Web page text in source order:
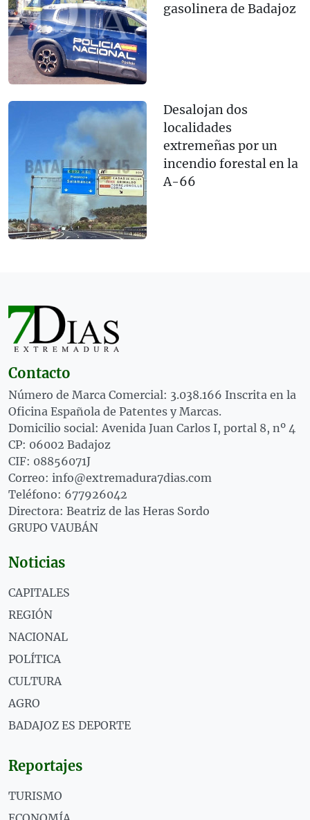
gasolinera de Badajoz
Desalojan dos
localidades
extremeñas por un
incendio forestal en la
A-66
Contacto
Número de Marca Comercial: 3.038.166 Inscrita en la
Oficina Española de Patentes y Marcas.
Domicilio social: Avenida Juan Carlos I, portal 8, nº 4
CP: 06002 Badajoz
CIF: 08856071J
Correo: info@extremadura7dias.com
Teléfono: 677926042
Directora: Beatriz de las Heras Sordo
GRUPO VAUBÁN
Noticias
CAPITALES
REGIÓN
NACIONAL
POLÍTICA
CULTURA
AGRO
BADAJOZ ES DEPORTE
Reportajes
TURISMO